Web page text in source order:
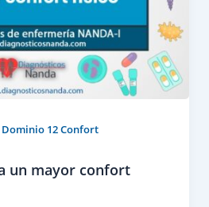
Dominio 12 Confort
un mayor confort